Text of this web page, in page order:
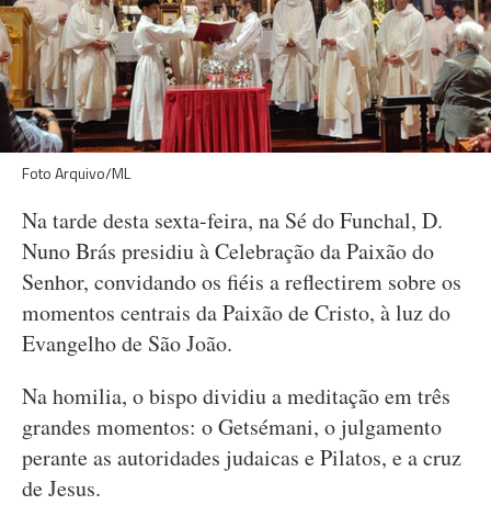
Foto Arquivo/ML
Na tarde desta sexta-feira, na Sé do Funchal, D.
Nuno Brás presidiu à Celebração da Paixão do
Senhor, convidando os fiéis a reflectirem sobre os
momentos centrais da Paixão de Cristo, à luz do
Evangelho de São João.
Na homilia, o bispo dividiu a meditação em três
grandes momentos: o Getsémani, o julgamento
perante as autoridades judaicas e Pilatos, e a cruz
de Jesus.